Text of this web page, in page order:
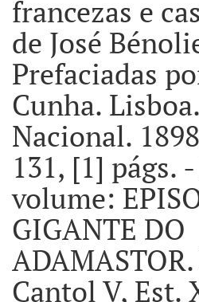
francezas e
de José
Prefaciadas
Cunha.
Nacional.
131, [1] págs.
volume:
GIGANTE DO
Cantol V, Est.